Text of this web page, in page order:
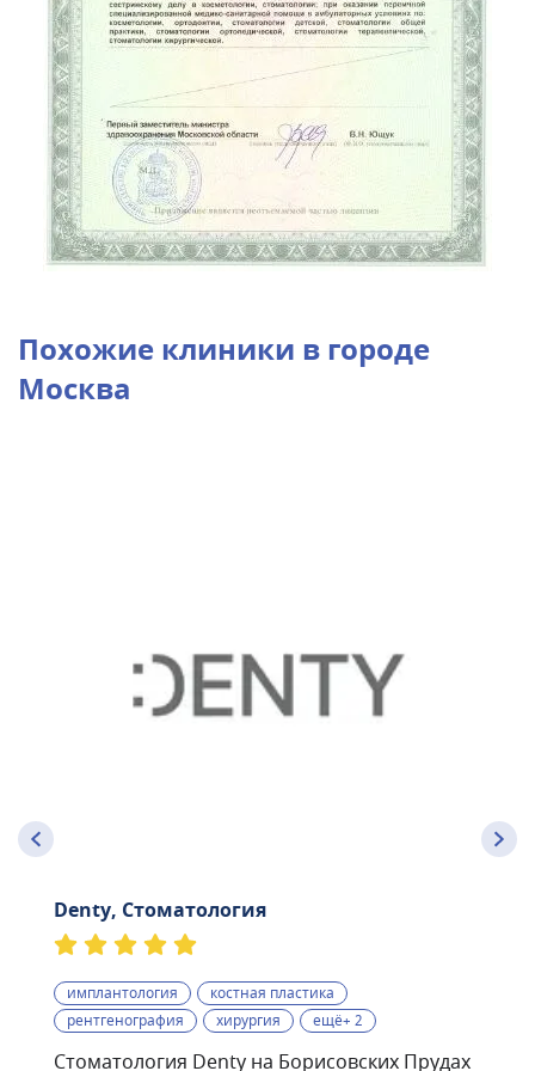
Похожие клиники в городе
Москва
Denty, Стоматология
имплантология
костная пластика
рентгенография
хирургия ещё+ 2
Стоматология Denty на Борисовских Прудах